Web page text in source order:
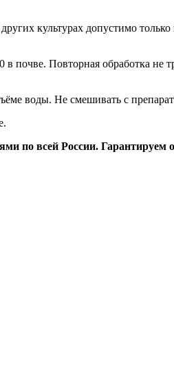
культурах допустимо
почве. Повторная обработка не
воды. Не смешивать с
по всей России. Гарантируем